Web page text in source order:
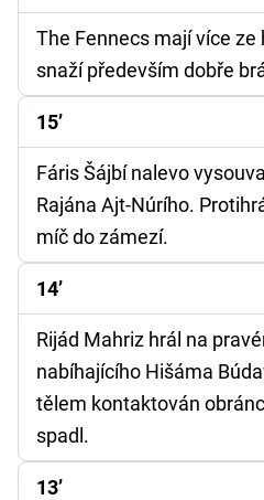
The Fennecs mají více ze
snaží především dobře
15’
Fáris Šájbí nalevo
Rajána Ajt-Núrího.
míč do zámezí.
14’
Rijád Mahriz hrál na
nabíhajícího Hišáma
tělem kontaktován
spadl.
13’